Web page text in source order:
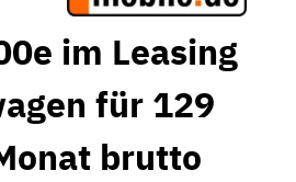
im Leasing
für 129
brutto